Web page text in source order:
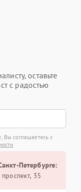
оставьте
с радостью
Вы соглашаетесь с
Петербурге:
35